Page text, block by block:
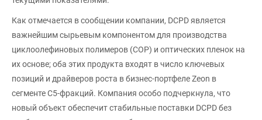
Как отмечается в сообщении компании, DCPD является
важнейшим сырьевым компонентом для производства
циклоолефиновых полимеров (COP) и оптических пленок на
их основе; оба этих продукта входят в число ключевых
позиций и драйверов роста в бизнес-портфеле Zeon в
сегменте C5-фракций. Компания особо подчеркнула, что
новый объект обеспечит стабильные поставки DCPD без